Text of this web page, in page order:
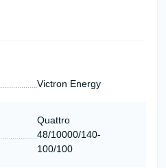
Victron Energy
Quattro
48/10000/140-
100/100